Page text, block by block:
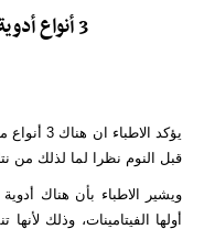
3 أنواع أدوية يحظر تناولها قبل النوم
يؤكد
قبل النوم نظرا لما لذلك من
ويشير الاطباء بأن هناك
أولها الفيتامينات، وذلك